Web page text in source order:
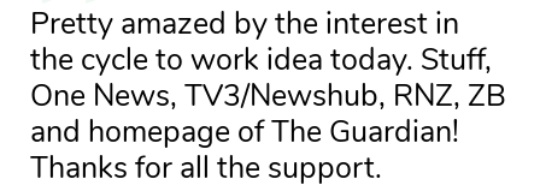
Pretty amazed by the interest in
the cycle to work idea today. Stuff,
One News, TV3/Newshub, RNZ, ZB
and homepage of The Guardian!
Thanks for all the support.